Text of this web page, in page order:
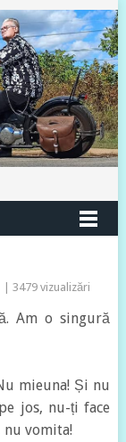
| 3479 vizualizări
Am o singură
mieuna! Și nu
jos, nu-ți face
vomita!